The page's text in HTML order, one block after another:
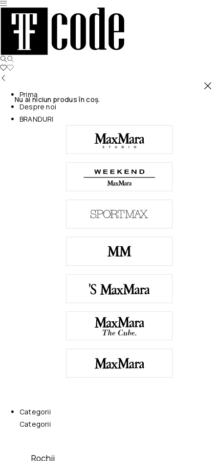
Nu ai niciun produs în coș.
Prima
Despre noi
BRANDURI
Categorii
Categorii
Rochii